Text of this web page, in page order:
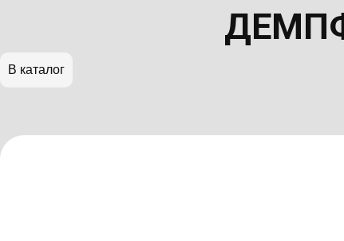
В каталог